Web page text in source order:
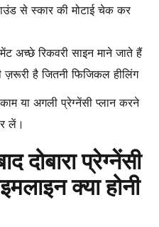
से स्कार की मोटाई चेक कर
अच्छे रिकवरी साइन माने जाते हैं
ज़रूरी है जितनी फिजिकल हीलिंग
या अगली प्रेग्नेंसी प्लान करने
लें।
प्रेग्नेंसी
क्या होनी